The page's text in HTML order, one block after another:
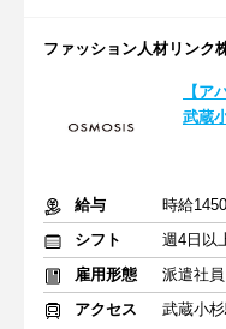
ファッション人材リンク
【ア
武蔵
給与
時給
シフト
週4日以
雇用形態
派遣社員
アクセス
武蔵小